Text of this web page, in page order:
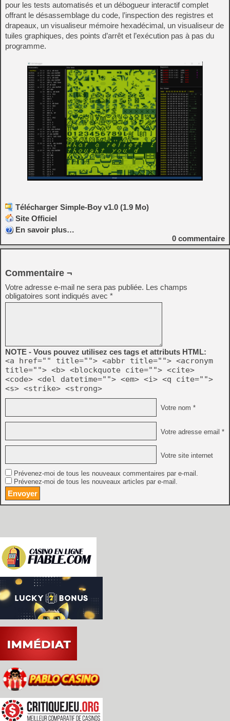
pour les tests automatisés et un débogueur interactif complet
offrant le désassemblage du code, l’inspection des registres et
drapeaux, un visualiseur mémoire hexadécimal, un visualiseur de
tuiles graphiques, des points d’arrêt et l’exécution pas à pas du
programme.
Télécharger Simple-Boy v1.0 (1.9 Mo)
Site Officiel
En savoir plus…
0 commentaire
Commentaire ¬
Votre adresse e-mail ne sera pas publiée. Les champs
obligatoires sont indiqués avec *
NOTE - Vous pouvez utilisez ces tags et attributs HTML:
<a href="" title=""> <abbr title=""> <acronym
title=""> <b> <blockquote cite=""> <cite>
<code> <del datetime=""> <em> <i> <q cite="">
<s> <strike> <strong>
Votre nom *
Votre adresse email *
Votre site internet
Prévenez-moi de tous les nouveaux commentaires par e-mail.
Prévenez-moi de tous les nouveaux articles par e-mail.